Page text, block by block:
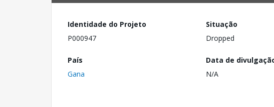
Identidade do Projeto
P000947
Situação
Dropped
País
Gana
Data de
N/A